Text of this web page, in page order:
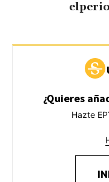
¿Quieres
Hazte